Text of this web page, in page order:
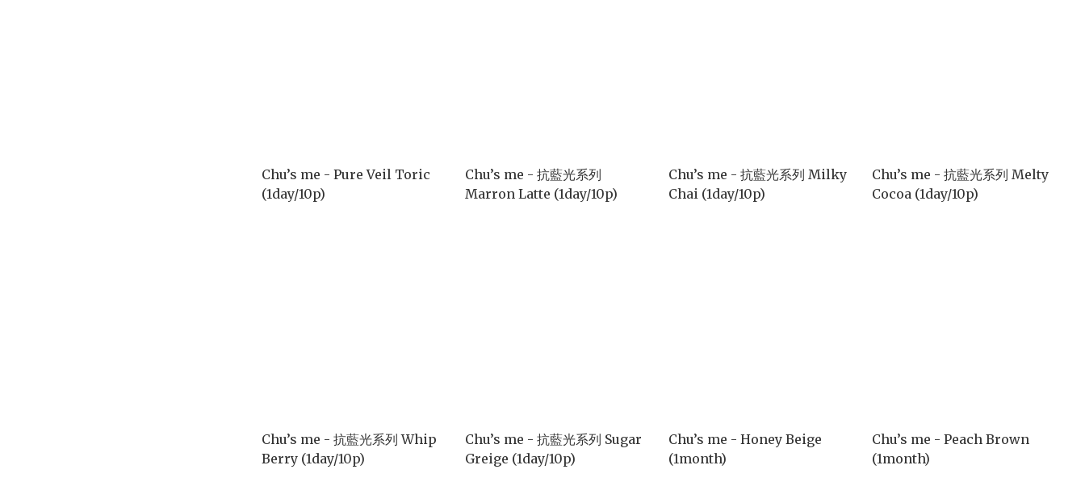
Chu’s me - Pure Veil Toric
(1day/10p)
Chu’s me - 抗藍光系列
Marron Latte (1day/10p)
Chu’s me - 抗藍光系列 Milky
Chai (1day/10p)
Chu’s me - 抗藍光系列 Melty
Cocoa (1day/10p)
Chu’s me - 抗藍光系列 Whip
Berry (1day/10p)
Chu’s me - 抗藍光系列 Sugar
Greige (1day/10p)
Chu’s me - Honey Beige
(1month)
Chu’s me - Peach Brown
(1month)